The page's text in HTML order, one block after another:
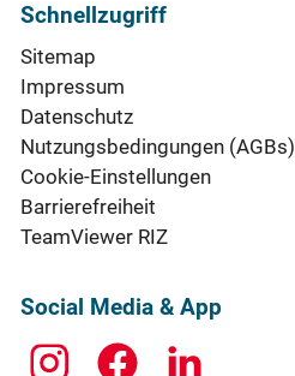
Schnellzugriff
Sitemap
Impressum
Datenschutz
Nutzungsbedingungen (AGBs)
Cookie-Einstellungen
Barrierefreiheit
TeamViewer RIZ
Social Media & App